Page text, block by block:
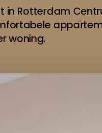
in Rotterdam
woning.